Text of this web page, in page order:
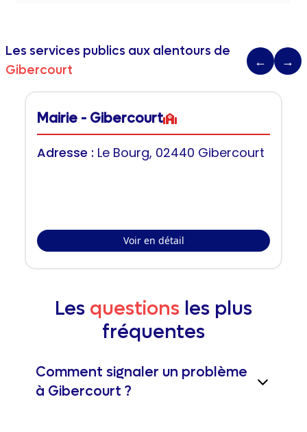
Les services publics aux alentours de
Gibercourt
← →
Mairie - Gibercourt
Adresse : Le Bourg, 02440 Gibercourt
Voir en détail
Les questions les plus
fréquentes
Comment signaler un problème
à Gibercourt ?